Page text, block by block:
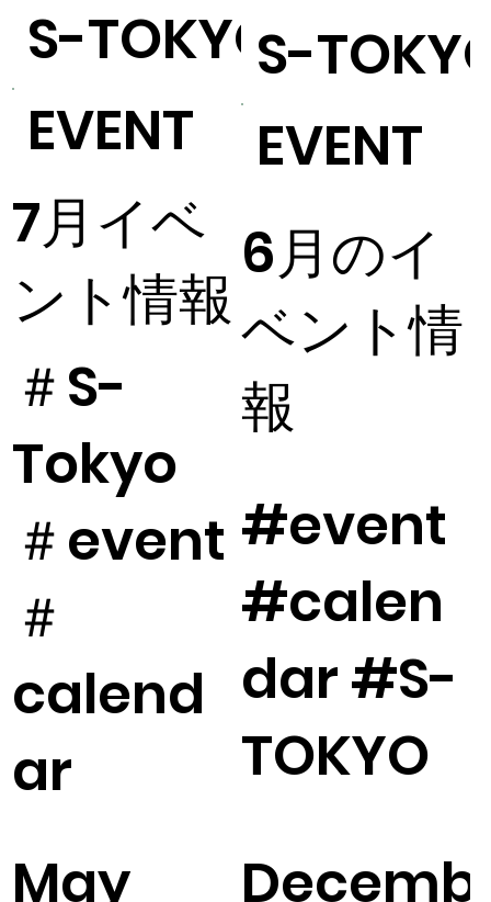
S-TOKYO
EVENT
7月イベ
ント情報
＃S-
Tokyo
＃event
＃
calend
ar
S-
EVENT
6月のイ
ベント情
報
#event
#calen
dar #S-
TOKYO
May